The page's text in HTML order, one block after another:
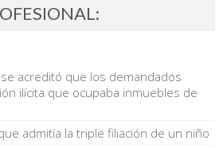
acreditó que los demandados
ilícita que ocupaba inmuebles de
admitía la triple filiación de un niño